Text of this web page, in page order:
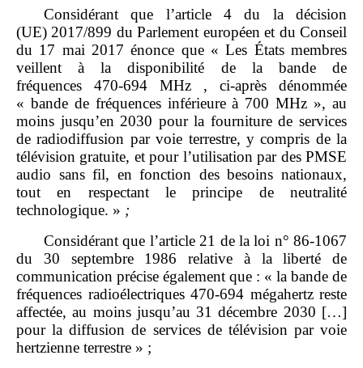
Considérant que l’article 4 du la décision
(UE) 2017/899 du Parlement européen et du Conseil
du 17 mai 2017 énonce que « Les États membres
veillent à la disponibilité de la bande de
fréquences 470‑694 MHz , ci‑après dénommée
« bande de fréquences inférieure à 700 MHz », au
moins jusqu’en 2030 pour la fourniture de services
de radiodiffusion par voie terrestre, y compris de la
télévision gratuite, et pour l’utilisation par des PMSE
audio sans fil, en fonction des besoins nationaux,
tout en respectant le principe de neutralité
technologique. » ;
Considérant que l’article 21 de la loi n° 86‑1067
du 30 septembre 1986 relative à la liberté de
communication précise également que : « la bande de
fréquences radioélectriques 470‑694 mégahertz reste
affectée, au moins jusqu’au 31 décembre 2030 […]
pour la diffusion de services de télévision par voie
hertzienne terrestre » ;